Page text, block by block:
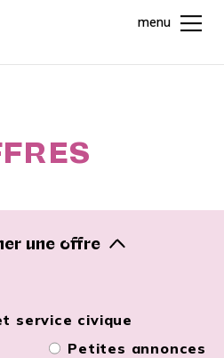
menu
une offre
service civique
Petites annonces